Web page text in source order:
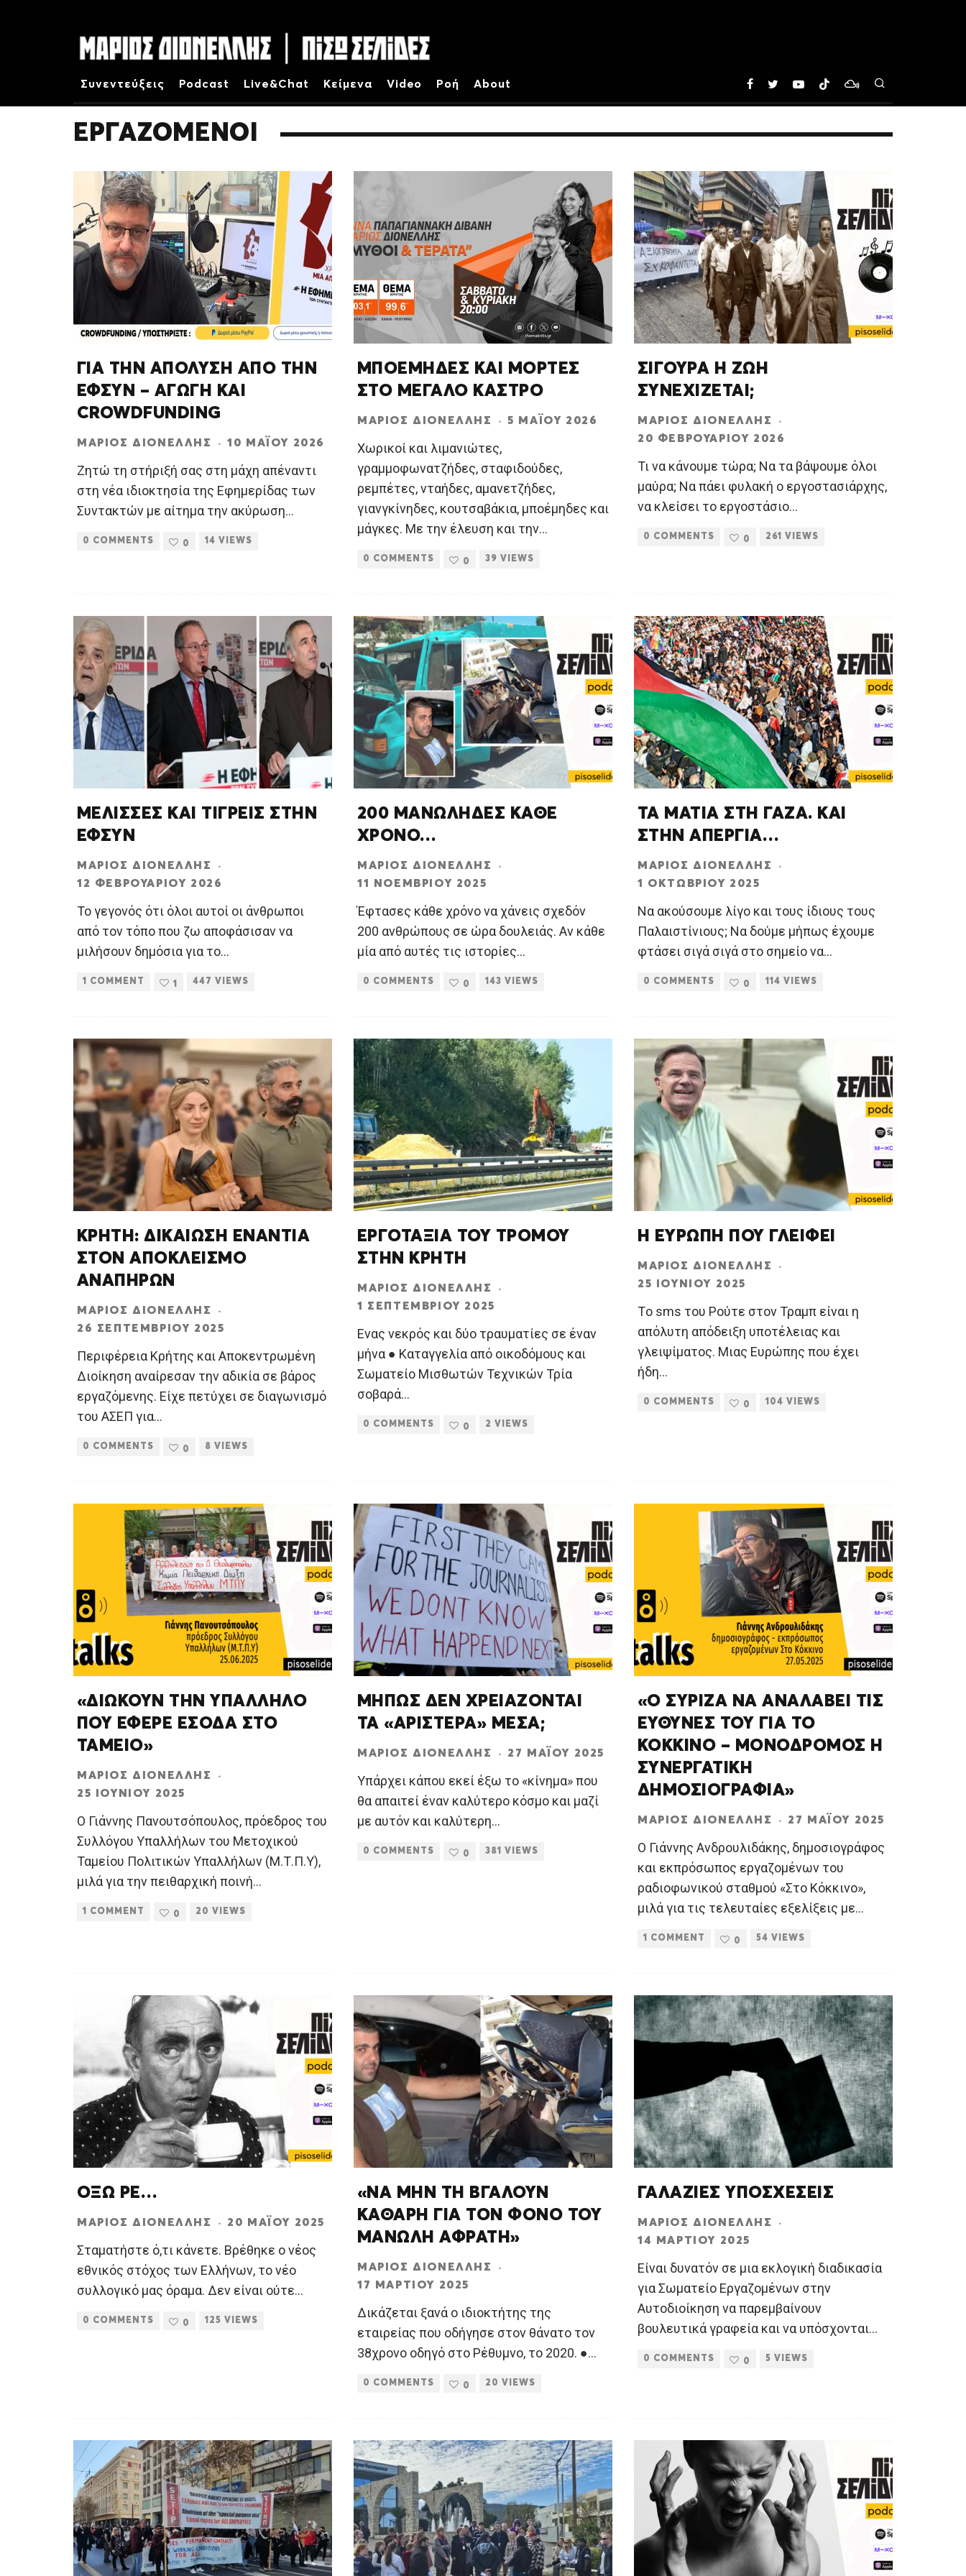
Συνεντεύξεις Podcast Live&Chat Κείμενα Video Ροή About
ΕΡΓΑΖΟΜΕΝΟΙ
ΓΙΑ ΤΗΝ ΑΠΟΛΥΣΗ ΑΠΟ ΤΗΝ
ΕΦΣΥΝ – ΑΓΩΓΗ ΚΑΙ
CROWDFUNDING
ΜΆΡΙΟΣ ΔΙΟΝΈΛΛΗΣ · 10 ΜΑΪ́ΟΥ 2026
Ζητώ τη στήριξή σας στη μάχη απέναντι
στη νέα ιδιοκτησία της Εφημερίδας των
Συντακτών με αίτημα την ακύρωση...
0 COMMENTS 0 14 VIEWS
ΜΠΟΕΜΗΔΕΣ ΚΑΙ ΜΟΡΤΕΣ
ΣΤΟ ΜΕΓΑΛΟ ΚΑΣΤΡΟ
ΜΆΡΙΟΣ ΔΙΟΝΈΛΛΗΣ · 5 ΜΑΪ́ΟΥ 2026
Χωρικοί και λιμανιώτες,
γραμμοφωνατζήδες, σταφιδούδες,
ρεμπέτες, νταήδες, αμανετζήδες,
γιανγκίνηδες, κουτσαβάκια, μποέμηδες και
μάγκες. Με την έλευση και την...
0 COMMENTS 0 39 VIEWS
ΣΙΓΟΥΡΑ Η ΖΩΗ
ΣΥΝΕΧΙΖΕΤΑΙ;
ΜΆΡΙΟΣ ΔΙΟΝΈΛΛΗΣ
·
20 ΦΕΒΡΟΥΑΡΊΟΥ 2026
Τι να κάνουμε τώρα; Να τα βάψουμε όλοι
μαύρα; Να πάει φυλακή ο εργοστασιάρχης,
να κλείσει το εργοστάσιο...
0 COMMENTS 0 261 VIEWS
ΜΕΛΙΣΣΕΣ ΚΑΙ ΤΙΓΡΕΙΣ ΣΤΗΝ
ΕΦΣΥΝ
ΜΆΡΙΟΣ ΔΙΟΝΈΛΛΗΣ
·
12 ΦΕΒΡΟΥΑΡΊΟΥ 2026
Το γεγονός ότι όλοι αυτοί οι άνθρωποι
από τον τόπο που ζω αποφάσισαν να
μιλήσουν δημόσια για το...
1 COMMENT 1 447 VIEWS
200 ΜΑΝΩΛΗΔΕΣ ΚΑΘΕ
ΧΡΟΝΟ…
ΜΆΡΙΟΣ ΔΙΟΝΈΛΛΗΣ
·
11 ΝΟΕΜΒΡΊΟΥ 2025
Έφτασες κάθε χρόνο να χάνεις σχεδόν
200 ανθρώπους σε ώρα δουλειάς. Αν κάθε
μία από αυτές τις ιστορίες...
0 COMMENTS 0 143 VIEWS
ΤΑ ΜΑΤΙΑ ΣΤΗ ΓΑΖΑ. ΚΑΙ
ΣΤΗΝ ΑΠΕΡΓΙΑ…
ΜΆΡΙΟΣ ΔΙΟΝΈΛΛΗΣ
·
1 ΟΚΤΩΒΡΊΟΥ 2025
Να ακούσουμε λίγο και τους ίδιους τους
Παλαιστίνιους; Να δούμε μήπως έχουμε
φτάσει σιγά σιγά στο σημείο να...
0 COMMENTS 0 114 VIEWS
ΚΡΗΤΗ: ΔΙΚΑΙΩΣΗ ΕΝΑΝΤΙΑ
ΣΤΟΝ ΑΠΟΚΛΕΙΣΜΟ
ΑΝΑΠΗΡΩΝ
ΜΆΡΙΟΣ ΔΙΟΝΈΛΛΗΣ
·
26 ΣΕΠΤΕΜΒΡΊΟΥ 2025
Περιφέρεια Κρήτης και Αποκεντρωμένη
Διοίκηση αναίρεσαν την αδικία σε βάρος
εργαζόμενης. Είχε πετύχει σε διαγωνισμό
του ΑΣΕΠ για...
0 COMMENTS 0 8 VIEWS
ΕΡΓΟΤΑΞΙΑ ΤΟΥ ΤΡΟΜΟΥ
ΣΤΗΝ ΚΡΗΤΗ
ΜΆΡΙΟΣ ΔΙΟΝΈΛΛΗΣ
·
1 ΣΕΠΤΕΜΒΡΊΟΥ 2025
Ενας νεκρός και δύο τραυματίες σε έναν
μήνα ● Καταγγελία από οικοδόμους και
Σωματείο Μισθωτών Τεχνικών Τρία
σοβαρά...
0 COMMENTS 0 2 VIEWS
Η ΕΥΡΩΠΗ ΠΟΥ ΓΛΕΙΦΕΙ
ΜΆΡΙΟΣ ΔΙΟΝΈΛΛΗΣ
·
25 ΙΟΥΝΊΟΥ 2025
Τo sms του Ρούτε στον Τραμπ είναι η
απόλυτη απόδειξη υποτέλειας και
γλειψίματος. Μιας Ευρώπης που έχει
ήδη...
0 COMMENTS 0 104 VIEWS
«ΔΙΩΚΟΥΝ ΤΗΝ ΥΠΑΛΛΗΛΟ
ΠΟΥ ΕΦΕΡΕ ΕΣΟΔΑ ΣΤΟ
ΤΑΜΕΙΟ»
ΜΆΡΙΟΣ ΔΙΟΝΈΛΛΗΣ
·
25 ΙΟΥΝΊΟΥ 2025
Ο Γιάννης Πανουτσόπουλος, πρόεδρος του
Συλλόγου Υπαλλήλων του Μετοχικού
Ταμείου Πολιτικών Υπαλλήλων (Μ.Τ.Π.Υ),
μιλά για την πειθαρχική ποινή...
1 COMMENT 0 20 VIEWS
ΜΗΠΩΣ ΔΕΝ ΧΡΕΙΑΖΟΝΤΑΙ
ΤΑ «ΑΡΙΣΤΕΡΑ» ΜΕΣΑ;
ΜΆΡΙΟΣ ΔΙΟΝΈΛΛΗΣ · 27 ΜΑΪ́ΟΥ 2025
Υπάρχει κάπου εκεί έξω το «κίνημα» που
θα απαιτεί έναν καλύτερο κόσμο και μαζί
με αυτόν και καλύτερη...
0 COMMENTS 0 381 VIEWS
«Ο ΣΥΡΙΖΑ ΝΑ ΑΝΑΛΑΒΕΙ ΤΙΣ
ΕΥΘΥΝΕΣ ΤΟΥ ΓΙΑ ΤΟ
ΚΟΚΚΙΝΟ – ΜΟΝΟΔΡΟΜΟΣ Η
ΣΥΝΕΡΓΑΤΙΚΗ
ΔΗΜΟΣΙΟΓΡΑΦΙΑ»
ΜΆΡΙΟΣ ΔΙΟΝΈΛΛΗΣ · 27 ΜΑΪ́ΟΥ 2025
Ο Γιάννης Ανδρουλιδάκης, δημοσιογράφος
και εκπρόσωπος εργαζομένων του
ραδιοφωνικού σταθμού «Στο Κόκκινο»,
μιλά για τις τελευταίες εξελίξεις με...
1 COMMENT 0 54 VIEWS
ΟΞΩ ΡΕ…
ΜΆΡΙΟΣ ΔΙΟΝΈΛΛΗΣ · 20 ΜΑΪ́ΟΥ 2025
Σταματήστε ό,τι κάνετε. Βρέθηκε ο νέος
εθνικός στόχος των Ελλήνων, το νέο
συλλογικό μας όραμα. Δεν είναι ούτε...
0 COMMENTS 0 125 VIEWS
«ΝΑ ΜΗΝ ΤΗ ΒΓΑΛΟΥΝ
ΚΑΘΑΡΗ ΓΙΑ ΤΟΝ ΦΟΝΟ ΤΟΥ
ΜΑΝΩΛΗ ΑΦΡΑΤΗ»
ΜΆΡΙΟΣ ΔΙΟΝΈΛΛΗΣ
·
17 ΜΑΡΤΊΟΥ 2025
Δικάζεται ξανά ο ιδιοκτήτης της
εταιρείας που οδήγησε στον θάνατο τον
38χρονο οδηγό στο Ρέθυμνο, το 2020. ●...
0 COMMENTS 0 20 VIEWS
ΓΑΛΑΖΙΕΣ ΥΠΟΣΧΕΣΕΙΣ
ΜΆΡΙΟΣ ΔΙΟΝΈΛΛΗΣ
·
14 ΜΑΡΤΊΟΥ 2025
Είναι δυνατόν σε μια εκλογική διαδικασία
για Σωματείο Εργαζομένων στην
Αυτοδιοίκηση να παρεμβαίνουν
βουλευτικά γραφεία και να υπόσχονται...
0 COMMENTS 0 5 VIEWS